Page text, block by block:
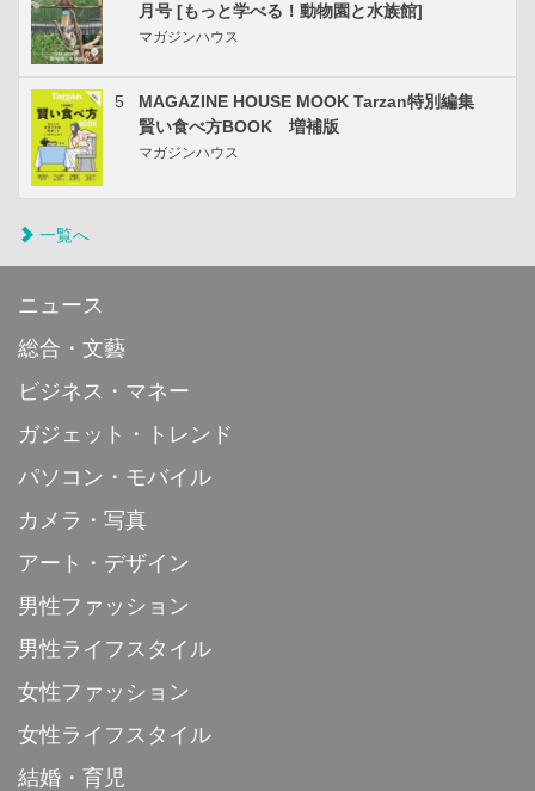
月号 [もっと学べる！動物園と水族館]
マガジンハウス
5
MAGAZINE HOUSE MOOK Tarzan特別編集
賢い食べ方BOOK 増補版
マガジンハウス
一覧へ
ニュース
総合・文藝
ビジネス・マネー
ガジェット・トレンド
パソコン・モバイル
カメラ・写真
アート・デザイン
男性ファッション
男性ライフスタイル
女性ファッション
女性ライフスタイル
結婚・育児